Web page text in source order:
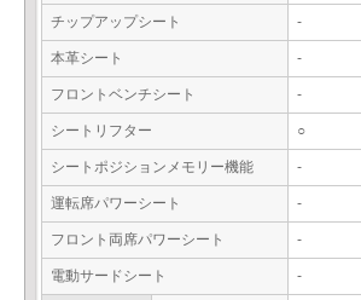
チップアップシート -
本革シート -
フロントベンチシート -
シートリフター ○
シートポジションメモリー機能 -
運転席パワーシート -
フロント両席パワーシート -
電動サードシート -